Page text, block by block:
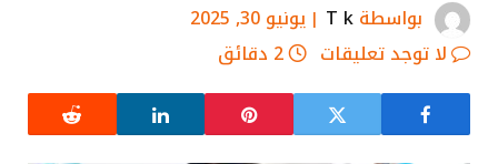
بواسطةT k
يونيو 30, 2025
لا توجد تعليقات
2 دقائق